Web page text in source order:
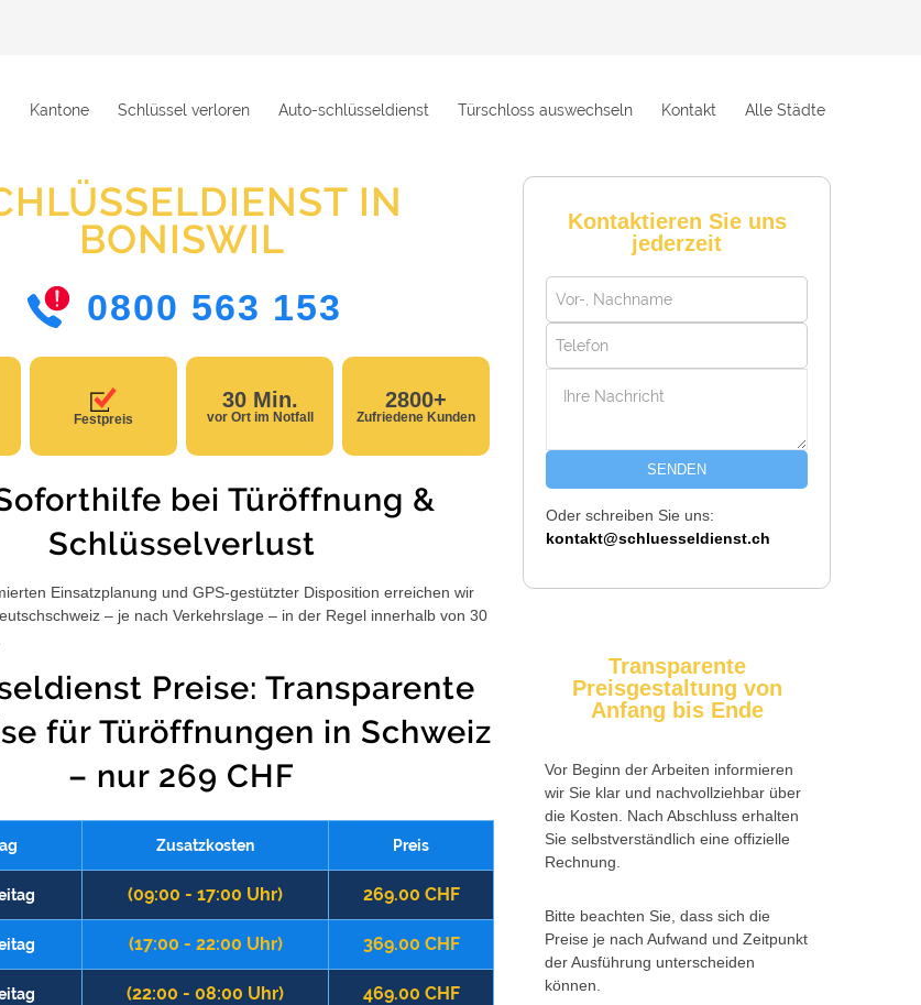
Kantone Schlüssel verloren Auto-schlüsseldienst Türschloss auswechseln Kontakt Alle Städte
IN
BONISWIL
0800 563 153
Festpreis
30 Min.
vor Ort im Notfall
2800+
Zufriedene Kunden
bei Türöffnung &
Schlüsselverlust
Einsatzplanung und GPS-gestützter Disposition erreichen wir
– je nach Verkehrslage – in der Regel innerhalb von 30
Preise: Transparente
für Türöffnungen in Schweiz
– nur 269 CHF
Zusatzkosten Preis
(09:00 - 17:00 Uhr) 269.00 CHF
(17:00 - 22:00 Uhr) 369.00 CHF
(22:00 - 08:00 Uhr) 469.00 CHF
Wochentag Zusatzkosten
Montag - Freitag (17:00 - 22:00 Uhr)
Montag - Freitag
Kontaktieren Sie uns
jederzeit
SENDEN
Oder schreiben Sie uns:
kontakt@schluesseldienst.ch
Transparente
Preisgestaltung von
Anfang bis Ende
Vor Beginn der Arbeiten informieren
wir Sie klar und nachvollziehbar über
die Kosten. Nach Abschluss erhalten
Sie selbstverständlich eine offizielle
Rechnung.
Bitte beachten Sie, dass sich die
Preise je nach Aufwand und Zeitpunkt
der Ausführung unterscheiden
können.